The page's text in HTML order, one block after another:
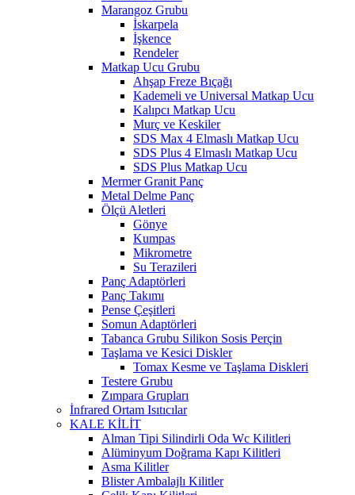
Marangoz Grubu
İskarpela
İşkence
Rendeler
Matkap Ucu Grubu
Ahşap Freze Bıçağı
Kademeli ve Universal Matkap Ucu
Kalıpcı Matkap Ucu
Murç ve Keskiler
SDS Max 4 Elmaslı Matkap Ucu
SDS Plus 4 Elmaslı Matkap Ucu
SDS Plus Matkap Ucu
Mermer Granit Panç
Metal Delme Panç
Ölçü Aletleri
Gönye
Kumpas
Mikrometre
Su Terazileri
Panç Adaptörleri
Panç Takımı
Pense Çeşitleri
Somun Adaptörleri
Tabanca Grubu Silikon Sosis Perçin
Taşlama ve Kesici Diskler
Tomax Kesme ve Taşlama Diskleri
Testere Grubu
Zımpara Grupları
İnfrared Ortam Isıtıcılar
KALE KİLİT
Alman Tipi Silindirli Oda Wc Kilitleri
Alüminyum Doğrama Kapı Kilitleri
Asma Kilitler
Blister Ambalajlı Kilitler